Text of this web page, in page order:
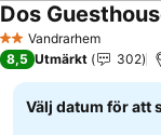
2 StjärnorVandrarhem
Dos
8,5 Utmärkt 302
Välj datum för att